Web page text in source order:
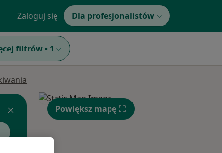
Zaloguj się Dla profesjonalistów
filtrów • 1
Powiększ mapę